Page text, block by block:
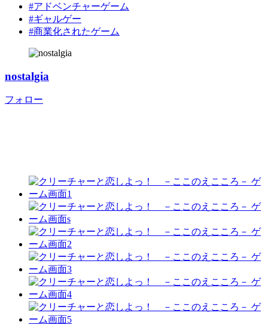
#アドベンチャーゲーム
#ギャルゲー
#商業化されたゲーム
nostalgia
フォロー